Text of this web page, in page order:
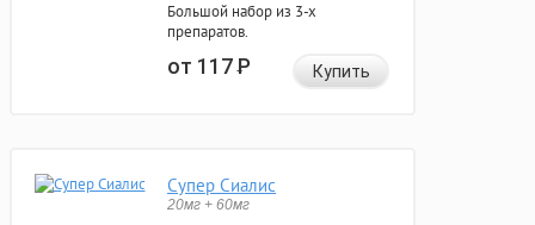
Большой набор из 3-х
препаратов.
от 117Р Купить
Супер Сиалис
20мг + 60мг